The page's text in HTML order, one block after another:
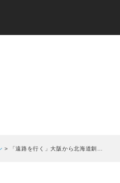
> 「遠路を行く」大阪から北海道釧…